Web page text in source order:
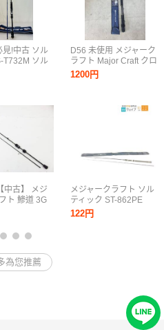
!中古 ソル
T732M ソル
ーロッドシ
ークラフト
中古】 メジ
ト 鯵道 3G
[122-
D56 未使用 メジャーク
ラフト Major Craft クロ
ステージ CROSTAGE
CRXJ-B602/4
1200円
メジャークラフト ソル
ティック ST-862PE
122円
為您推薦